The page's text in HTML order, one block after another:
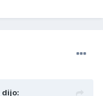
dijo: